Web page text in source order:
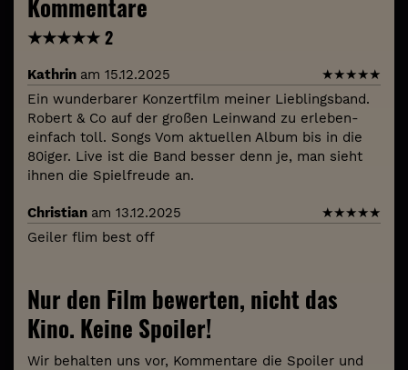
Kommentare
★★★★★2
Kathrin am 15.12.2025 ★★★★★
Ein wunderbarer Konzertfilm meiner Lieblingsband.
Robert & Co auf der großen Leinwand zu erleben-
einfach toll. Songs Vom aktuellen Album bis in die
80iger. Live ist die Band besser denn je, man sieht
ihnen die Spielfreude an.
Christian am 13.12.2025 ★★★★★
Geiler flim best off
Nur den Film bewerten, nicht das
Kino. Keine Spoiler!
Wir behalten uns vor, Kommentare die Spoiler und